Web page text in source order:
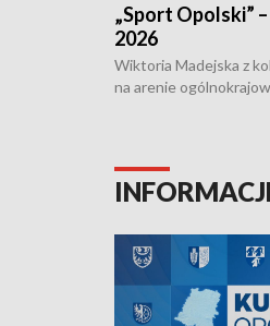
„Sport Opolski”
2026
Wiktoria Madejska z
na arenie
torowym.